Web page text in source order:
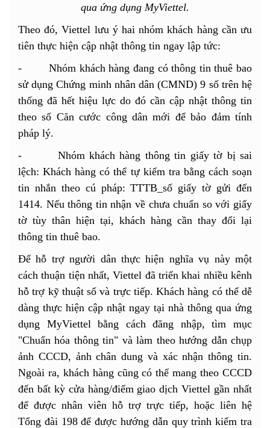
qua ứng dụng MyViettel.
Theo đó, Viettel lưu ý hai nhóm khách hàng cần ưu
tiên thực hiện cập nhật thông tin ngay lập tức:
- Nhóm khách hàng đang có thông tin thuê bao
sử dụng Chứng minh nhân dân (CMND) 9 số trên hệ
thống đã hết hiệu lực do đó cần cập nhật thông tin
theo số Căn cước công dân mới để bảo đảm tính
pháp lý.
- Nhóm khách hàng thông tin giấy tờ bị sai
lệch: Khách hàng có thể tự kiểm tra bằng cách soạn
tin nhắn theo cú pháp: TTTB_số giấy tờ gửi đến
1414. Nếu thông tin nhận về chưa chuẩn so với giấy
tờ tùy thân hiện tại, khách hàng cần thay đổi lại
thông tin thuê bao.
Để hỗ trợ người dân thực hiện nghĩa vụ này một
cách thuận tiện nhất, Viettel đã triển khai nhiều kênh
hỗ trợ kỹ thuật số và trực tiếp. Khách hàng có thể dễ
dàng thực hiện cập nhật ngay tại nhà thông qua ứng
dụng MyViettel bằng cách đăng nhập, tìm mục
"Chuẩn hóa thông tin" và làm theo hướng dẫn chụp
ảnh CCCD, ảnh chân dung và xác nhận thông tin.
Ngoài ra, khách hàng cũng có thể mang theo CCCD
đến bất kỳ cửa hàng/điểm giao dịch Viettel gần nhất
để được nhân viên hỗ trợ trực tiếp, hoặc liên hệ
Tổng đài 198 để được hướng dẫn quy trình kiểm tra